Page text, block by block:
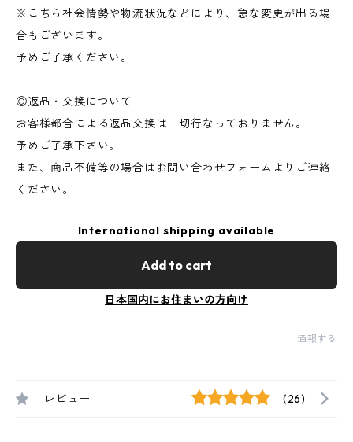
※こちら社会情勢や物流状況などにより、急な変更が出る場
合もございます。
予めご了承ください。
◎返品・交換について
お客様都合による返品交換は一切行なっておりません。
予めご了承下さい。
また、商品不備等の場合はお問い合わせフォームよりご連絡
ください。
International shipping available
Add to cart
日本国内にお住まいの方向け
通報する
レビュー (26)